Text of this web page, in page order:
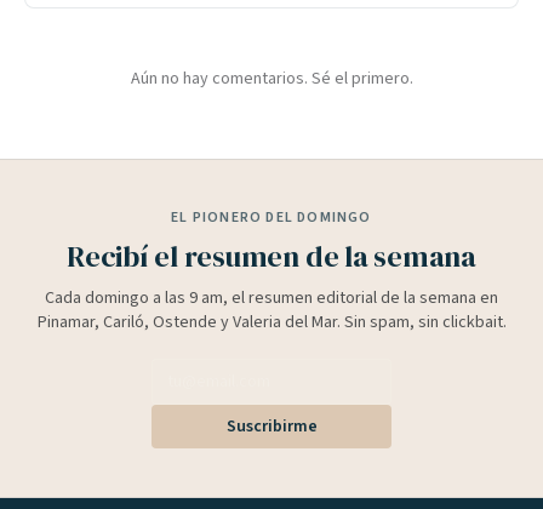
Aún no hay comentarios. Sé el primero.
EL PIONERO DEL DOMINGO
Recibí el resumen de la semana
Cada domingo a las 9 am, el resumen editorial de la semana en
Pinamar, Cariló, Ostende y Valeria del Mar. Sin spam, sin clickbait.
Suscribirme